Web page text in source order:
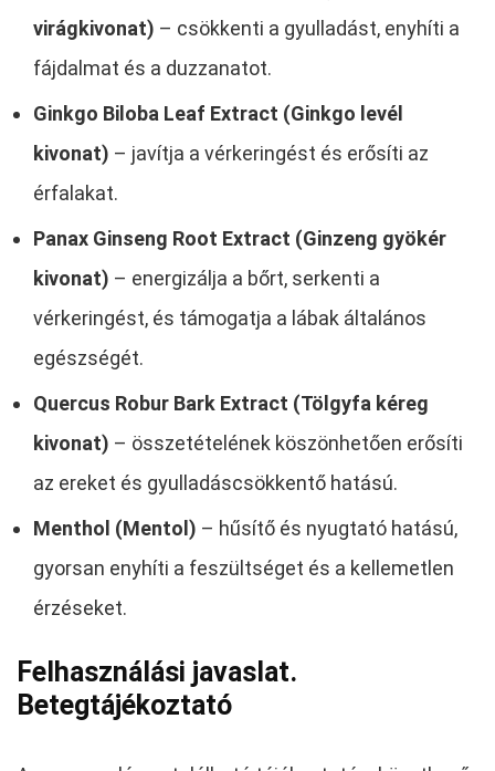
virágkivonat) – csökkenti a gyulladást, enyhíti a
fájdalmat és a duzzanatot.
Ginkgo Biloba Leaf Extract (Ginkgo levél
kivonat) – javítja a vérkeringést és erősíti az
érfalakat.
Panax Ginseng Root Extract (Ginzeng gyökér
kivonat) – energizálja a bőrt, serkenti a
vérkeringést, és támogatja a lábak általános
egészségét.
Quercus Robur Bark Extract (Tölgyfa kéreg
kivonat) – összetételének köszönhetően erősíti
az ereket és gyulladáscsökkentő hatású.
Menthol (Mentol) – hűsítő és nyugtató hatású,
gyorsan enyhíti a feszültséget és a kellemetlen
érzéseket.
Felhasználási javaslat.
Betegtájékoztató